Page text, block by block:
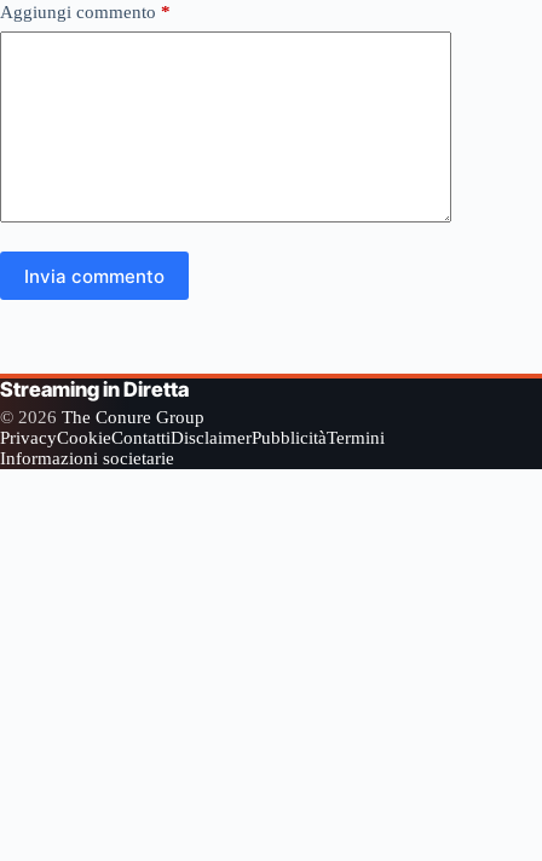
Aggiungi commento *
Invia commento
Streaming in Diretta
© 2026 The Conure Group
PrivacyCookieContattiDisclaimerPubblicitàTermini
Informazioni societarie